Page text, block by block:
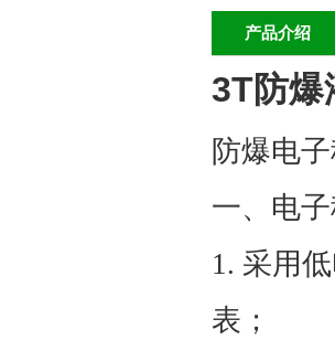
产品介绍
3T防爆
防爆电
一、电
1. 采用
表；